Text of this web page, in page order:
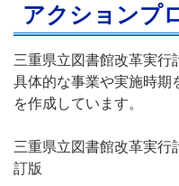
アクションプ
三重県立図書館改革実行
具体的な事業や実施時期
を作成しています。
三重県立図書館改革実行
訂版